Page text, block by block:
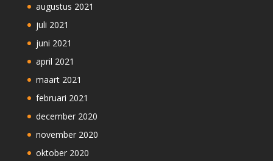
augustus 2021
juli 2021
juni 2021
april 2021
maart 2021
februari 2021
december 2020
november 2020
oktober 2020